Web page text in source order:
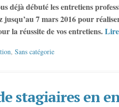
déjà débuté les entretiens
jusqu’au 7 mars 2016 pour
la réussite de vos entretiens.
, Sans catégorie
stagiaires en